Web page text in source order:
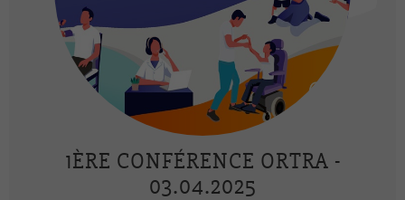
1ÈRE CONFÉRENCE ORTRA -
03.04.2025